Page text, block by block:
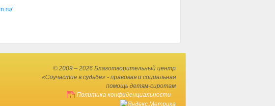
© 2009 – 2026 Благотворительный центр
«Соучастие в судьбе» - правовая и социальная
помощь детям-сиротам
Политика конфиденциальности